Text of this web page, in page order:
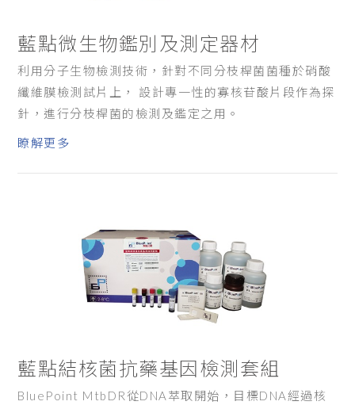
藍點微生物鑑別及測定器材
利用分子生物檢測技術，針對不同分枝桿菌菌種於硝酸
纖維膜檢測試片上， 設計專一性的寡核苷酸片段作為探
針，進行分枝桿菌的檢測及鑑定之用。
瞭解更多
藍點結核菌抗藥基因檢測套組
BluePoint MtbDR從DNA萃取開始，目標DNA經過核